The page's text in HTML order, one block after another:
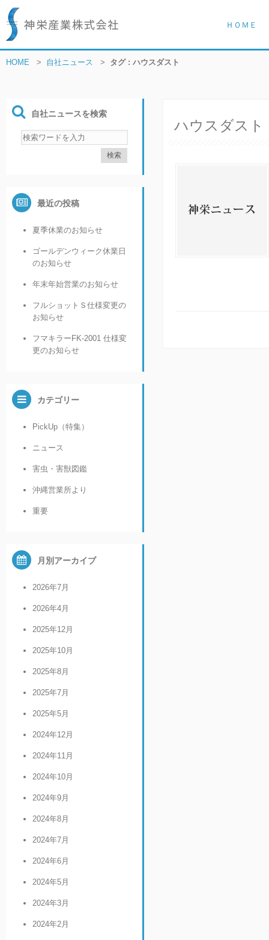
ＨＯＭＥ
HOME > 自社ニュース > タグ : ハウスダスト
ハウスダスト
自社ニュースを検索
最近の投稿
夏季休業のお知らせ
ゴールデンウィーク休業日
のお知らせ
年末年始営業のお知らせ
フルショットＳ仕様変更の
お知らせ
フマキラーFK-2001 仕様変
更のお知らせ
カテゴリー
PickUp（特集）
ニュース
害虫・害獣図鑑
沖縄営業所より
重要
月別アーカイブ
2026年7月
2026年4月
2025年12月
2025年10月
2025年8月
2025年7月
2025年5月
2024年12月
2024年11月
2024年10月
2024年9月
2024年8月
2024年7月
2024年6月
2024年5月
2024年3月
2024年2月